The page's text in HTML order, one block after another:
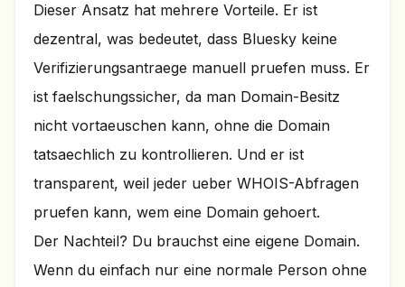
Dieser Ansatz hat mehrere Vorteile. Er ist
dezentral, was bedeutet, dass Bluesky keine
Verifizierungsantraege manuell pruefen muss. Er
ist faelschungssicher, da man Domain-Besitz
nicht vortaeuschen kann, ohne die Domain
tatsaechlich zu kontrollieren. Und er ist
transparent, weil jeder ueber WHOIS-Abfragen
pruefen kann, wem eine Domain gehoert.
Der Nachteil? Du brauchst eine eigene Domain.
Wenn du einfach nur eine normale Person ohne